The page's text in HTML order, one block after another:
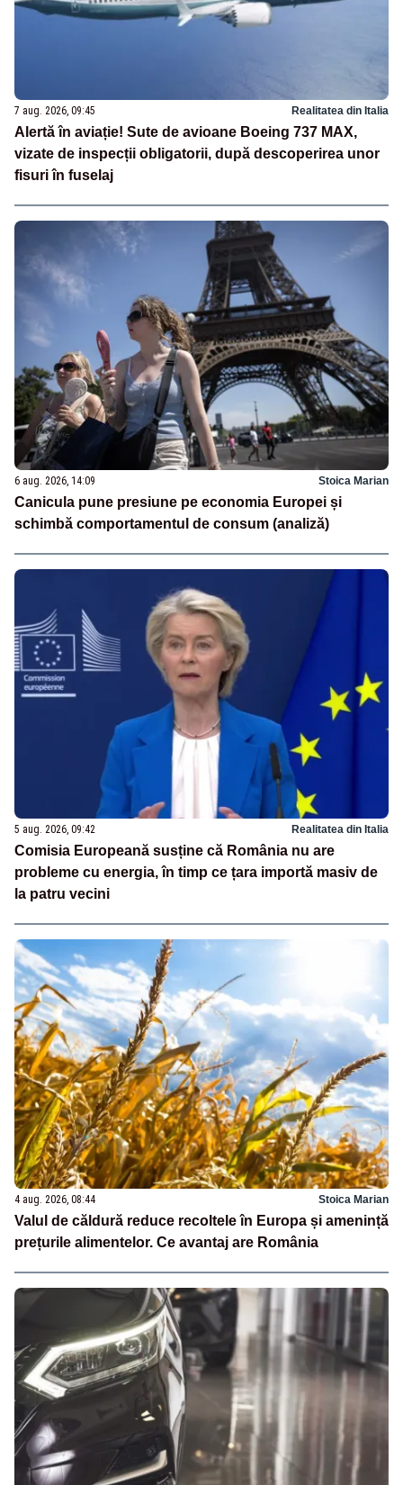
7 aug. 2026, 09:45 Realitatea din Italia
Alertă în aviație! Sute de avioane Boeing 737 MAX,
vizate de inspecții obligatorii, după descoperirea unor
fisuri în fuselaj
6 aug. 2026, 14:09 Stoica Marian
Canicula pune presiune pe economia Europei și
schimbă comportamentul de consum (analiză)
5 aug. 2026, 09:42 Realitatea din Italia
Comisia Europeană susține că România nu are
probleme cu energia, în timp ce țara importă masiv de
la patru vecini
4 aug. 2026, 08:44 Stoica Marian
Valul de căldură reduce recoltele în Europa și amenință
prețurile alimentelor. Ce avantaj are România